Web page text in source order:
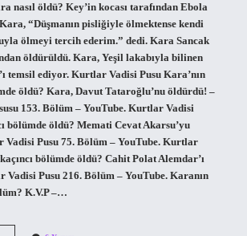
nasıl öldü? Key’in kocası tarafından Ebola
Kara, “Düşmanın pisliğiyle ölmektense kendi
ölmeyi tercih ederim.” dedi. Kara Sancak
öldürüldü. Kara, Yeşil lakabıyla bilinen
temsil ediyor. Kurtlar Vadisi Pusu Kara’nın
öldü? Kara, Davut Tataroğlu’nu öldürdü! –
153. Bölüm – YouTube. Kurtlar Vadisi
bölümde öldü? Memati Cevat Akarsu’yu
Pusu 75. Bölüm – YouTube. Kurtlar
bölümde öldü? Cahit Polat Alemdar’ı
Pusu 216. Bölüm – YouTube. Karanın
K.V.P –…